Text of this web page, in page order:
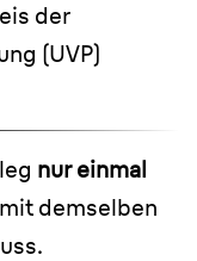
der
(UVP)
nur einmal
demselben